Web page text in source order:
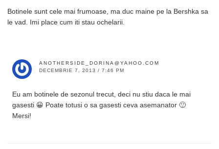
Botinele sunt cele mai frumoase, ma duc maine pe la Bershka sa
le vad. Imi place cum iti stau ochelarii.
ANOTHERSIDE_DORINA@YAHOO.COM
DECEMBRIE 7, 2013 / 7:46 PM
Eu am botinele de sezonul trecut, deci nu stiu daca le mai
gasesti 😀 Poate totusi o sa gasesti ceva asemanator 🙂
Mersi!